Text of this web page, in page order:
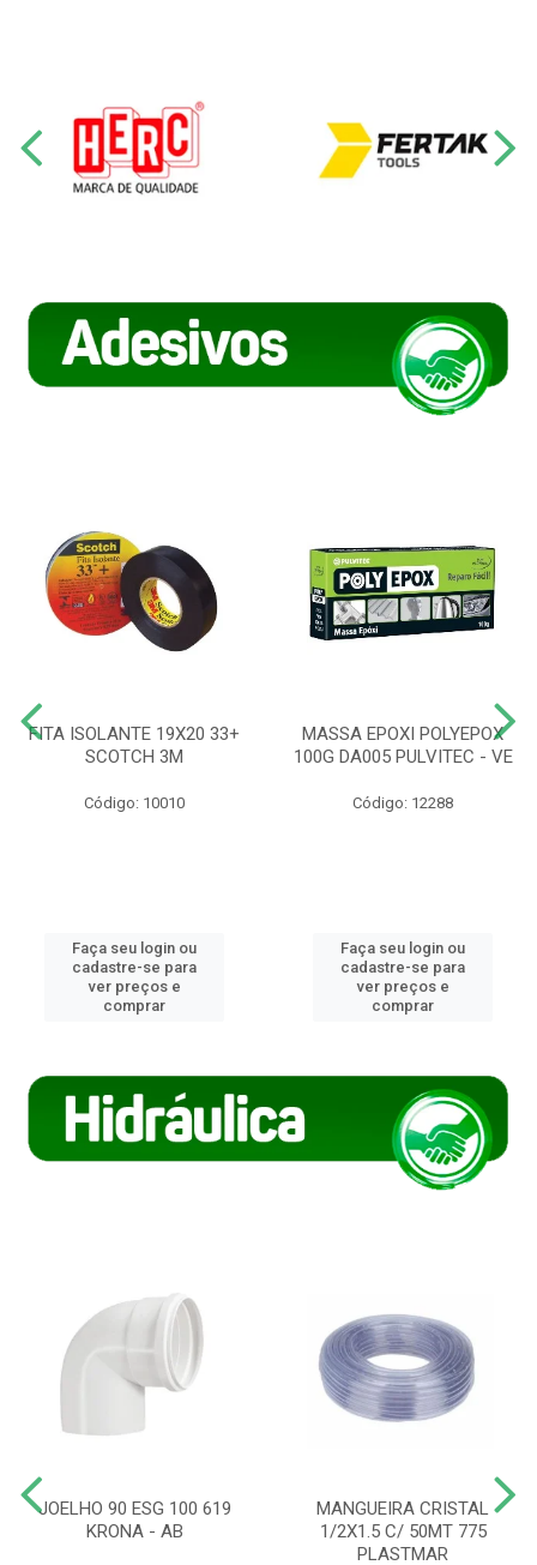
FITA ISOLANTE 19X20 33+
SCOTCH 3M
Código: 10010
Faça seu login ou
cadastre-se para
ver preços e
comprar
MASSA EPOXI POLYEPOX
100G DA005 PULVITEC - VE
Código: 12288
Faça seu login ou
cadastre-se para
ver preços e
comprar
JOELHO 90 ESG 100 619
KRONA - AB
MANGUEIRA CRISTAL
1/2X1.5 C/ 50MT 775
PLASTMAR